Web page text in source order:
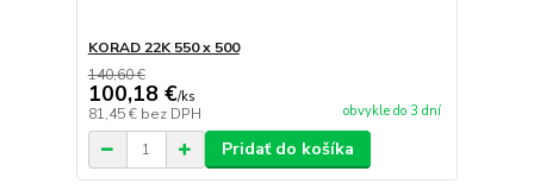
KORAD 22K 550 x 500
140,60 €
100,18 €/ks
81,45 € bez DPH obvykle do 3 dní
Pridať do košíka